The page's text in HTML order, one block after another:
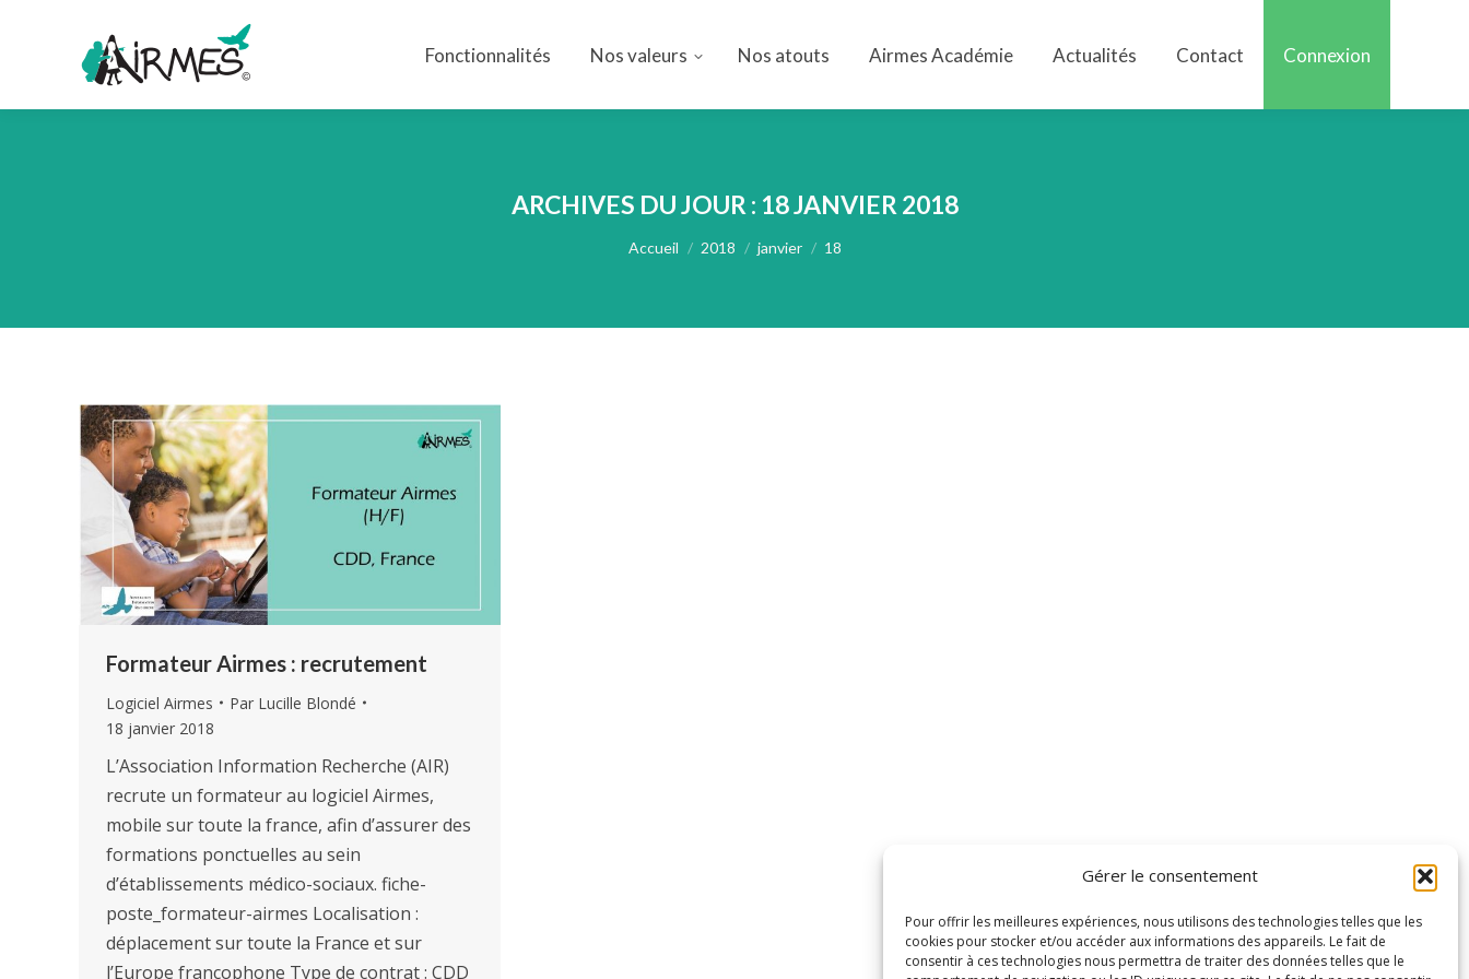
Gérer le consentement
Pour offrir les meilleures expériences, nous utilisons des technologies telles que les
cookies pour stocker et/ou accéder aux informations des appareils. Le fait de
consentir à ces technologies nous permettra de traiter des données telles que le
Fonctionnalités Nos valeurs Nos atouts Airmes Académie Actualités Contact Connexion
ARCHIVES DU JOUR : 18 JANVIER 2018
Vous êtes ici :
Accueil 2018 janvier 18
Formateur Airmes : recrutement
Logiciel Airmes Par Lucille Blondé
18 janvier 2018
L’Association Information Recherche (AIR)
recrute un formateur au logiciel Airmes,
mobile sur toute la france, afin d’assurer des
formations ponctuelles au sein
d’établissements médico-sociaux. fiche-
poste_formateur-airmes Localisation :
déplacement sur toute la France et sur
l’Europe francophone Type de contrat : CDD